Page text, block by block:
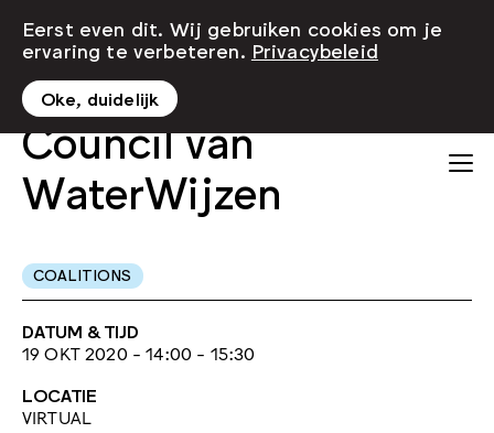
Council van
WaterWijzen
COALITIONS
DATUM & TIJD
19 OKT 2020 - 14:00 - 15:30
LOCATIE
VIRTUAL
Eerst even dit. Wij gebruiken cookies om je
ervaring te verbeteren. Privacybeleid
Oke, duidelijk